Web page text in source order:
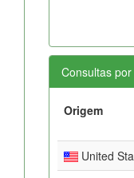
Consultas
Origem
United